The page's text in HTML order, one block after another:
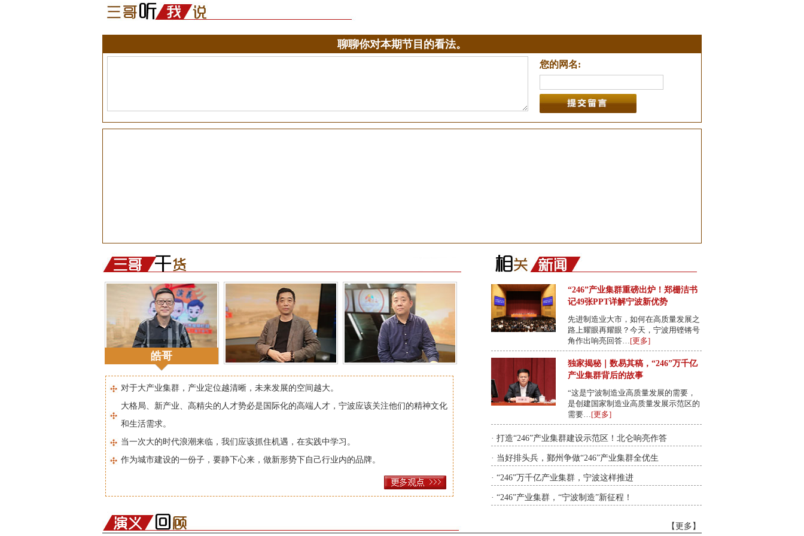
聊聊你对本期节目的看法。
您的网名:
皓哥
对于大产业集群，产业定位越清晰，未来发展的空间越大。
大格局、新产业、高精尖的人才势必是国际化的高端人才，宁波应该关注他们的精神文化
和生活需求。
当一次大的时代浪潮来临，我们应该抓住机遇，在实践中学习。
作为城市建设的一份子，要静下心来，做新形势下自己行业内的品牌。
“246”产业集群重磅出炉！郑栅洁书
记49张PPT详解宁波新优势
先进制造业大市，如何在高质量发展之
路上耀眼再耀眼？今天，宁波用铿锵号
角作出响亮回答…[更多]
独家揭秘｜数易其稿，“246”万千亿
产业集群背后的故事
“这是宁波制造业高质量发展的需要，
是创建国家制造业高质量发展示范区的
需要…[更多]
· 打造“246”产业集群建设示范区！北仑响亮作答
· 当好排头兵，鄞州争做“246”产业集群全优生
· “246”万千亿产业集群，宁波这样推进
· “246”产业集群，“宁波制造”新征程！
【更多】